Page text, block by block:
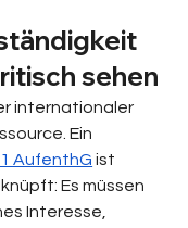
sehen
internationaler
Ein
AufenthG ist
Es müssen
Interesse,